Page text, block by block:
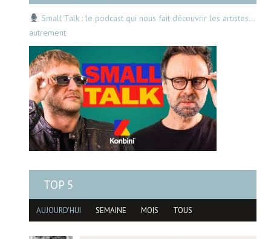
Small Talk : le podcast qui nous fait découvrir les artistes…
autrement
TOP 5
AUJOURD'HUI SEMAINE MOIS TOUS